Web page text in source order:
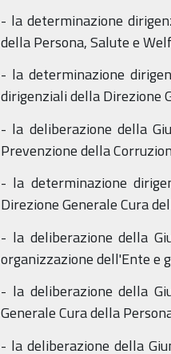
- la determinazione
della Persona, Salute e
- la determinazione
dirigenziali della Direzione
- la deliberazione della
Prevenzione della
- la determinazione
Direzione Generale Cura
- la deliberazione della
organizzazione dell'Ente e
- la deliberazione della
Generale Cura della
- la deliberazione della